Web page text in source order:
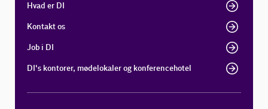
Hvad er DI
Kontakt os
Job i DI
DI's kontorer, mødelokaler og konferencehotel